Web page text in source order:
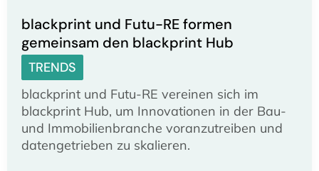
blackprint und Futu-RE formen
gemeinsam den blackprint Hub
TRENDS
blackprint und Futu-RE vereinen sich im
blackprint Hub, um Innovationen in der Bau-
und Immobilienbranche voranzutreiben und
datengetrieben zu skalieren.